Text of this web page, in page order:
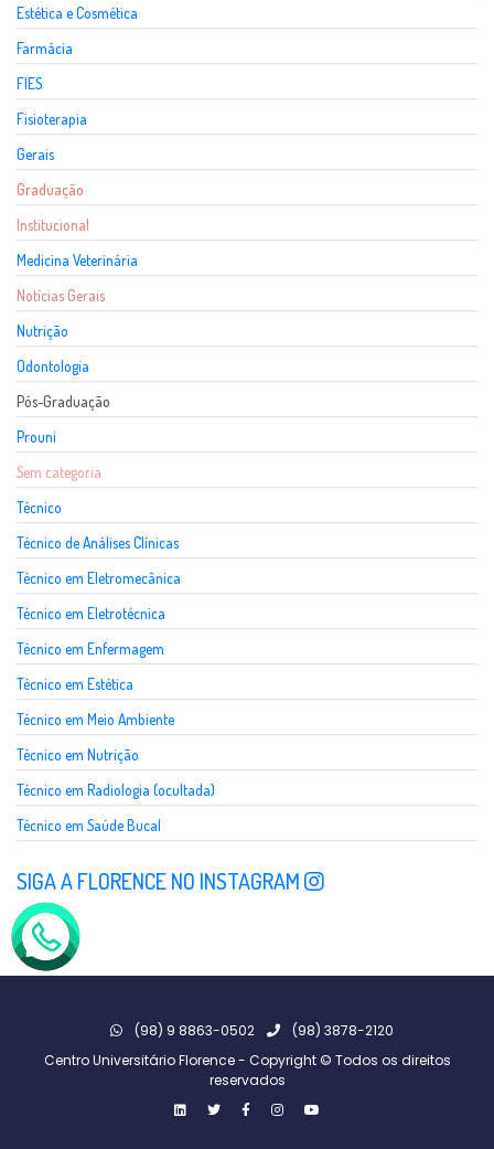
Estética e Cosmética
Farmácia
FIES
Fisioterapia
Gerais
Graduação
Institucional
Medicina Veterinária
Notícias Gerais
Nutrição
Odontologia
Pós-Graduação
Prouni
Sem categoria
Técnico
Técnico de Análises Clínicas
Técnico em Eletromecânica
Técnico em Eletrotécnica
Técnico em Enfermagem
Técnico em Estética
Técnico em Meio Ambiente
Técnico em Nutrição
Técnico em Radiologia (ocultada)
Técnico em Saúde Bucal
SIGA A FLORENCE NO INSTAGRAM
(98) 9 8863-0502
(98) 3878-2120
Centro Universitário Florence - Copyright © Todos os direitos
reservados